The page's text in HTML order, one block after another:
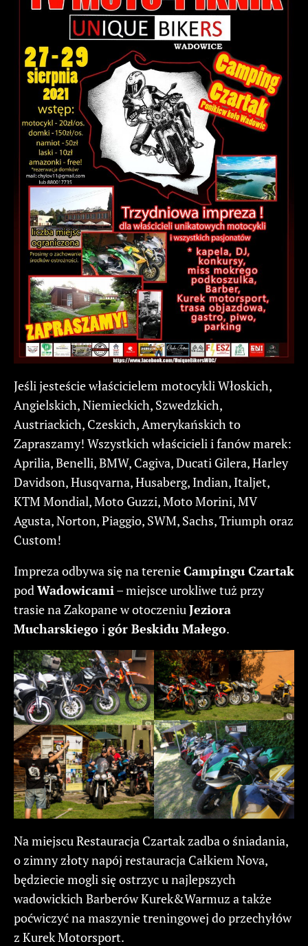
Jeśli jesteście właścicielem motocykli Włoskich,
Angielskich, Niemieckich, Szwedzkich,
Austriackich, Czeskich, Amerykańskich to
Zapraszamy! Wszystkich właścicieli i fanów marek:
Aprilia, Benelli, BMW, Cagiva, Ducati Gilera, Harley
Davidson, Husqvarna, Husaberg, Indian, Italjet,
KTM Mondial, Moto Guzzi, Moto Morini, MV
Agusta, Norton, Piaggio, SWM, Sachs, Triumph oraz
Custom!
Impreza odbywa się na terenieCampingu Czartak
podWadowicami– miejsce urokliwe tuż przy
trasie na Zakopane w otoczeniuJeziora
Mucharskiego igór Beskidu Małego.
Na miejscu Restauracja Czartak zadba o śniadania,
o zimny złoty napój restauracja Całkiem Nova,
będziecie mogli się ostrzyc u najlepszych
wadowickich Barberów Kurek&Warmuz a także
poćwiczyć na maszynie treningowej do przechyłów
z Kurek Motorsport.